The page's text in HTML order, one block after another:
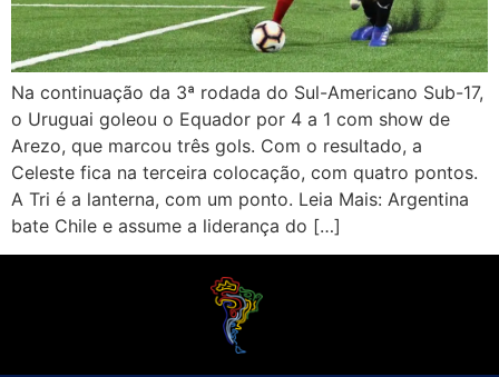
Na continuação da 3ª rodada do Sul-Americano Sub-17,
o Uruguai goleou o Equador por 4 a 1 com show de
Arezo, que marcou três gols. Com o resultado, a
Celeste fica na terceira colocação, com quatro pontos.
A Tri é a lanterna, com um ponto. Leia Mais: Argentina
bate Chile e assume a liderança do […]